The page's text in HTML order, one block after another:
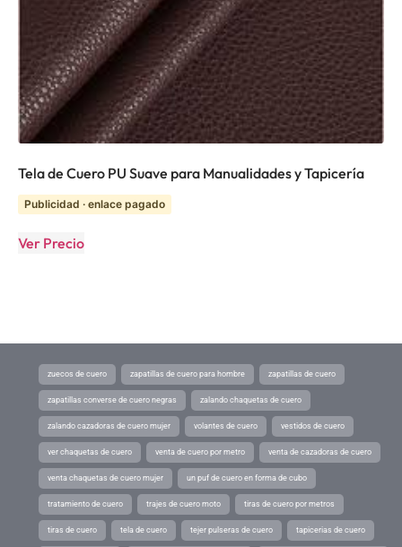
Tela de Cuero PU Suave para Manualidades y Tapicería
Publicidad · enlace pagado
Ver Precio
zuecos de cuero zapatillas de cuero para hombre zapatillas de cuero
zapatillas converse de cuero negras zalando chaquetas de cuero
zalando cazadoras de cuero mujer volantes de cuero vestidos de cuero
ver chaquetas de cuero venta de cuero por metro venta de cazadoras de cuero
venta chaquetas de cuero mujer un puf de cuero en forma de cubo
tratamiento de cuero trajes de cuero moto tiras de cuero por metros
tiras de cuero tela de cuero tejer pulseras de cuero tapicerias de cuero